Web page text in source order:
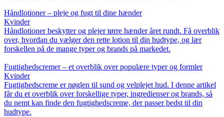
Håndlotioner – pleje og fugt til dine hænder
Kvinder
Håndlotioner beskytter og plejer tørre hænder året rundt. Få overblik
over, hvordan du vælger den rette lotion til din hudtype, og lær
forskellen på de mange typer og brands på markedet.
Fugtighedscremer – et overblik over populære typer og formler
Kvinder
Fugtighedscreme er nøglen til sund og velplejet hud. I denne artikel
får du et overblik over forskellige typer, ingredienser og brands, så
du nemt kan finde den fugtighedscreme, der passer bedst til din
hudtype.